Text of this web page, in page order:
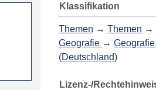
Klassifikation
Themen → Themen →
Geografie →
(Deutschland)
Lizenz-/